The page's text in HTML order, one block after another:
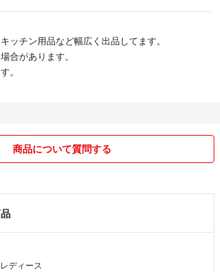
ッチン用品など幅広く出品してます。
合があります。
。
商品について質問する
ディース